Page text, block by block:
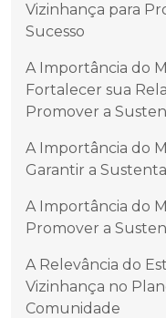
Vizinhança para
Sucesso
A Importância do
Fortalecer sua
Promover a
A Importância do
Garantir a
A Importância do
Promover a
A Relevância do
Vizinhança no
Comunidade